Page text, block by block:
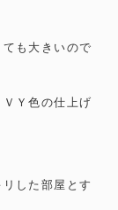
も大きいので
Ｙ色の仕上げ
した部屋とす